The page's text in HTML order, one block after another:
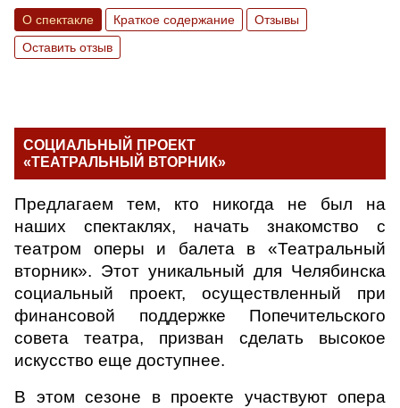
О спектакле Краткое содержание
Отзывы
Оставить отзыв
СОЦИАЛЬНЫЙ ПРОЕКТ
«ТЕАТРАЛЬНЫЙ ВТОРНИК»
Предлагаем тем, кто никогда не был на
наших спектаклях, начать знакомство с
театром оперы и балета в «Театральный
вторник». Этот уникальный для Челябинска
социальный проект, осуществленный при
финансовой поддержке Попечительского
совета театра, призван сделать высокое
искусство еще доступнее.
В этом сезоне в проекте участвуют опера